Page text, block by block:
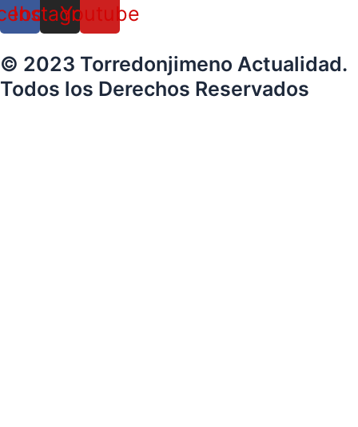
Instagram
Youtube
© 2023 Torredonjimeno Actualidad.
Todos los Derechos Reservados